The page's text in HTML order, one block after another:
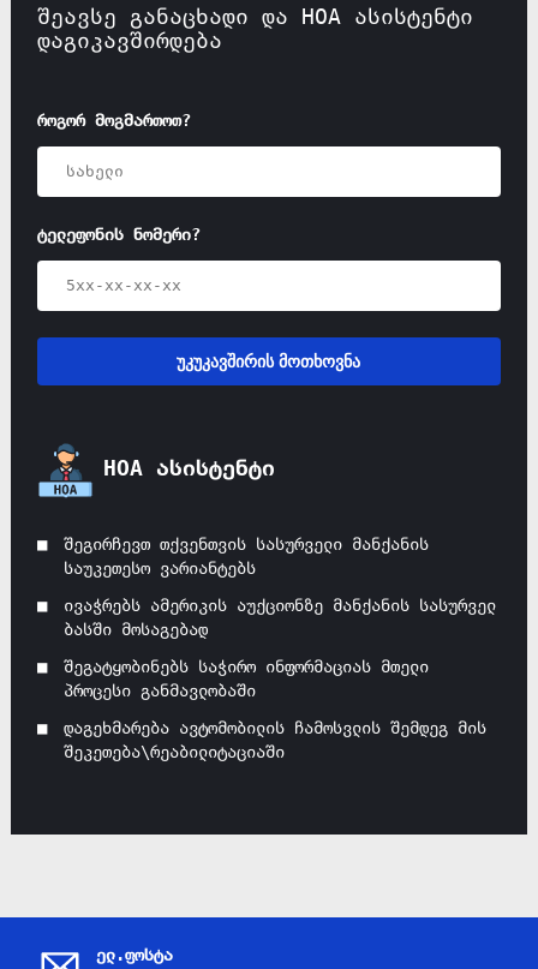
შეავსე განაცხადი და HOA ასისტენტი
დაგიკავშირდება
როგორ მოგმართოთ?
ტელეფონის ნომერი?
უკუკავშირის მოთხოვნა
HOA ასისტენტი
შეგირჩევთ თქვენთვის სასურველი მანქანის
საუკეთესო ვარიანტებს
ივაჭრებს ამერიკის აუქციონზე მანქანის სასურველ
ბასში მოსაგებად
შეგატყობინებს საჭირო ინფორმაციას მთელი
პროცესი განმავლობაში
დაგეხმარება ავტომობილის ჩამოსვლის შემდეგ მის
შეკეთება\რეაბილიტაციაში
ელ.ფოსტა